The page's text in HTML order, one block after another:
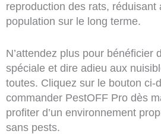
reproduction des rats, réduisant
population sur le long terme.
N’attendez plus pour bénéficier
spéciale et dire adieu aux
toutes. Cliquez sur le bouton ci-
commander PestOFF Pro dès
profiter d’un environnement
sans pests.